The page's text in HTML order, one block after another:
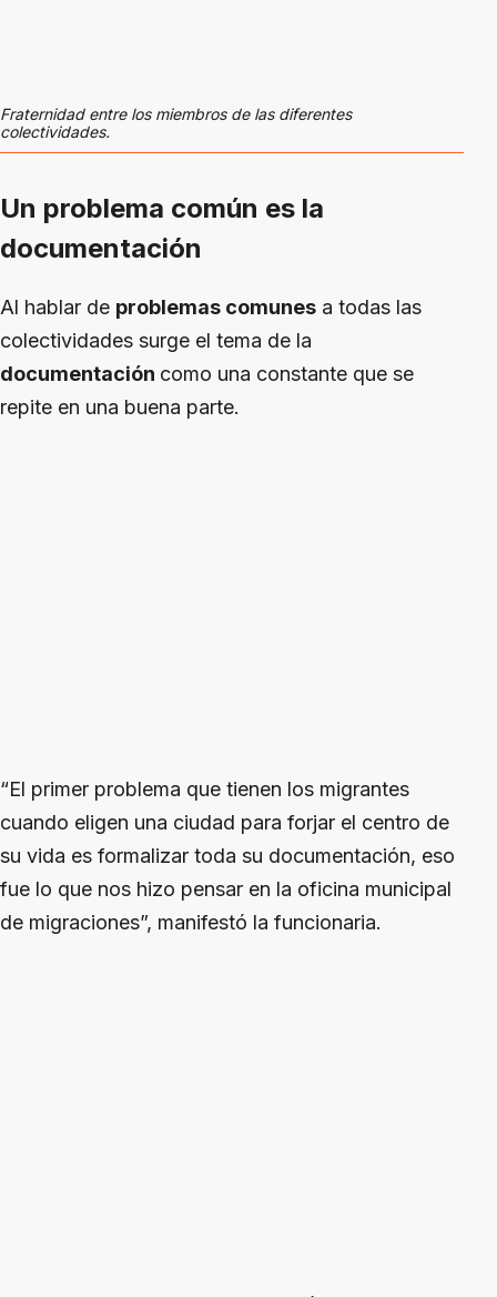
Fraternidad entre los miembros de las diferentes
colectividades.
Un problema común es la
documentación
Al hablar de problemas comunes a todas las
colectividades surge el tema de la
documentación como una constante que se
repite en una buena parte.
“El primer problema que tienen los migrantes
cuando eligen una ciudad para forjar el centro de
su vida es formalizar toda su documentación, eso
fue lo que nos hizo pensar en la oficina municipal
de migraciones”, manifestó la funcionaria.